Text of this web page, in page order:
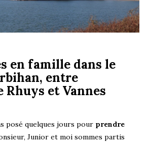
en famille dans le
entre
Rhuys et Vannes
posé quelques jours pour prendre
Junior et moi sommes partis